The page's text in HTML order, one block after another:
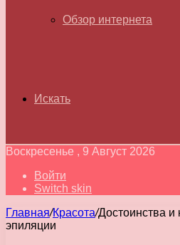
Обзор интернета
Искать
Воскресенье , 9 Август 2026
Войти
Switch skin
Главная/Красота/Достоинства и
эпиляции